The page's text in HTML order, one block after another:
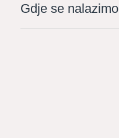
Gdje se nalazimo